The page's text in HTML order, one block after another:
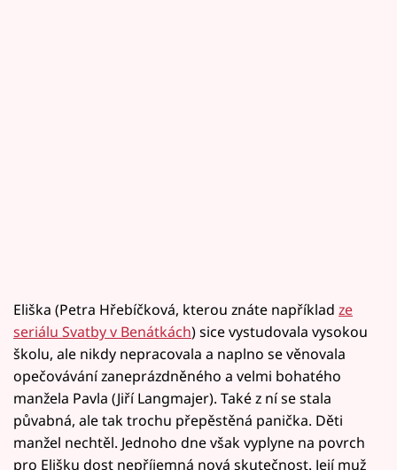
Eliška (Petra Hřebíčková, kterou znáte například ze
seriálu Svatby v Benátkách) sice vystudovala vysokou
školu, ale nikdy nepracovala a naplno se věnovala
opečovávání zaneprázdněného a velmi bohatého
manžela Pavla (Jiří Langmajer). Také z ní se stala
půvabná, ale tak trochu přepěstěná panička. Děti
manžel nechtěl. Jednoho dne však vyplyne na povrch
pro Elišku dost nepříjemná nová skutečnost. Její muž